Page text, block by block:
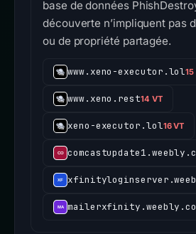
base de données
découverte n’impliquent pas
ou de propriété partagée.
www.xeno-executor.lol15
www.xeno.rest14 VT
xeno-executor.lol16 VT